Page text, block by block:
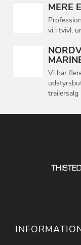
MERE
vi i tvivl,
Vi har
trailersalg